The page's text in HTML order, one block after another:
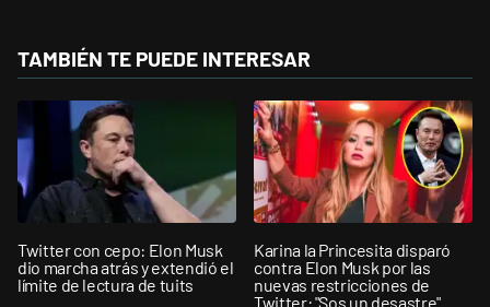
TAMBIÉN TE PUEDE INTERESAR
Twitter con cepo: Elon Musk
dio marcha atrás y extendió el
límite de lectura de tuits
Karina la Princesita disparó
contra Elon Musk por las
nuevas restricciones de
Twitter: "Sos un desastre"